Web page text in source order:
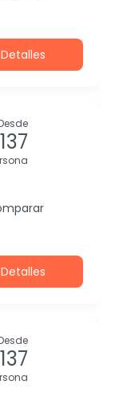
Detalles
Detalles